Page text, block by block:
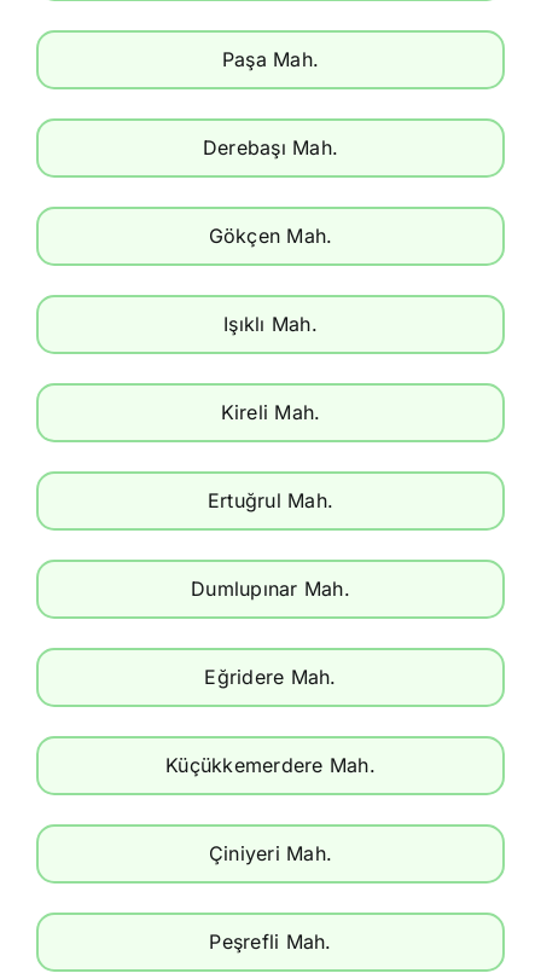
Paşa Mah.
Derebaşı Mah.
Gökçen Mah.
Işıklı Mah.
Kireli Mah.
Ertuğrul Mah.
Dumlupınar Mah.
Eğridere Mah.
Küçükkemerdere Mah.
Çiniyeri Mah.
Peşrefli Mah.